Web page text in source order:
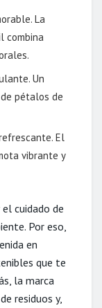
La
combina
Un
pétalos de
El
vibrante y
cuidado de
Por eso,
en
que te
la marca
residuos y,